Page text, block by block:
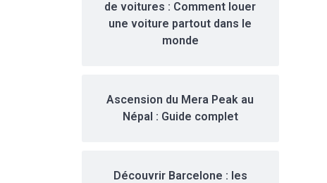
de voitures : Comment louer
une voiture partout dans le
monde
Ascension du Mera Peak au
Népal : Guide complet
Découvrir Barcelone : les